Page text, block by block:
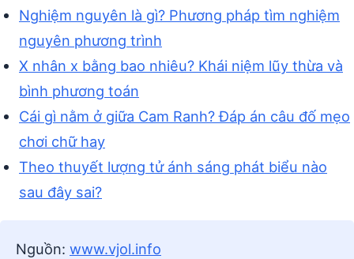
Nghiệm nguyên là gì? Phương pháp tìm nghiệm
nguyên phương trình
X nhân x bằng bao nhiêu? Khái niệm lũy thừa và
bình phương toán
Cái gì nằm ở giữa Cam Ranh? Đáp án câu đố mẹo
chơi chữ hay
Theo thuyết lượng tử ánh sáng phát biểu nào
sau đây sai?
Nguồn: www.vjol.info